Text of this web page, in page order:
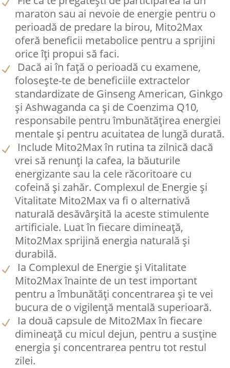
maraton sau ai nevoie de energie pentru o
perioadă de predare la birou, Mito2Max
oferă beneficii metabolice pentru a sprijini
orice îți propui să faci.
Dacă ai în față o perioadă cu examene,
folosește-te de beneficiile extractelor
standardizate de Ginseng American, Ginkgo
și Ashwaganda ca și de Coenzima Q10,
responsabile pentru îmbunătățirea energiei
mentale și pentru acuitatea de lungă durată.
Include Mito2Max în rutina ta zilnică dacă
vrei să renunți la cafea, la băuturile
energizante sau la cele răcoritoare cu
cofeină și zahăr. Complexul de Energie și
Vitalitate Mito2Max va fi o alternativă
naturală desăvârșită la aceste stimulente
artificiale. Luat în fiecare dimineață,
Mito2Max sprijină energia naturală și
durabilă.
Ia Complexul de Energie și Vitalitate
Mito2Max înainte de un test important
pentru a îmbunătăți concentrarea și te vei
bucura de o vigilență mentală superioară.
Ia două capsule de Mito2Max în fiecare
dimineață cu micul dejun, pentru a susține
energia și concentrarea pentru tot restul
zilei.